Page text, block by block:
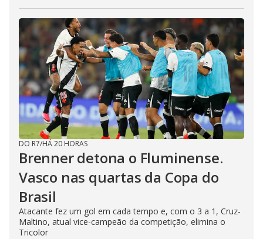
DO R7/HÁ 20 HORAS
Brenner detona o Fluminense.
Vasco nas quartas da Copa do
Brasil
Atacante fez um gol em cada tempo e, com o 3 a 1, Cruz-
Maltino, atual vice-campeão da competição, elimina o
Tricolor